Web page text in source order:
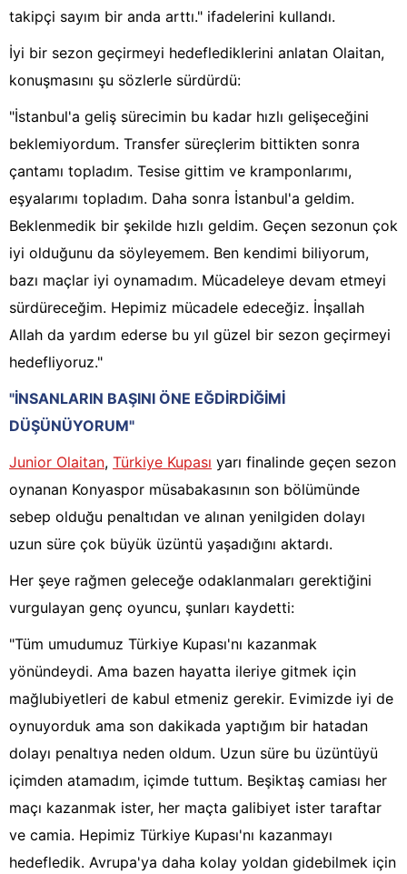
takipçi sayım bir anda arttı." ifadelerini kullandı.
İyi bir sezon geçirmeyi hedeflediklerini anlatan Olaitan,
konuşmasını şu sözlerle sürdürdü:
"İstanbul'a geliş sürecimin bu kadar hızlı gelişeceğini
beklemiyordum. Transfer süreçlerim bittikten sonra
çantamı topladım. Tesise gittim ve kramponlarımı,
eşyalarımı topladım. Daha sonra İstanbul'a geldim.
Beklenmedik bir şekilde hızlı geldim. Geçen sezonun çok
iyi olduğunu da söyleyemem. Ben kendimi biliyorum,
bazı maçlar iyi oynamadım. Mücadeleye devam etmeyi
sürdüreceğim. Hepimiz mücadele edeceğiz. İnşallah
Allah da yardım ederse bu yıl güzel bir sezon geçirmeyi
hedefliyoruz."
"İNSANLARIN BAŞINI ÖNE EĞDİRDİĞİMİ
DÜŞÜNÜYORUM"
Junior Olaitan, Türkiye Kupası yarı finalinde geçen sezon
oynanan Konyaspor müsabakasının son bölümünde
sebep olduğu penaltıdan ve alınan yenilgiden dolayı
uzun süre çok büyük üzüntü yaşadığını aktardı.
Her şeye rağmen geleceğe odaklanmaları gerektiğini
vurgulayan genç oyuncu, şunları kaydetti:
"Tüm umudumuz Türkiye Kupası'nı kazanmak
yönündeydi. Ama bazen hayatta ileriye gitmek için
mağlubiyetleri de kabul etmeniz gerekir. Evimizde iyi de
oynuyorduk ama son dakikada yaptığım bir hatadan
dolayı penaltıya neden oldum. Uzun süre bu üzüntüyü
içimden atamadım, içimde tuttum. Beşiktaş camiası her
maçı kazanmak ister, her maçta galibiyet ister taraftar
ve camia. Hepimiz Türkiye Kupası'nı kazanmayı
hedefledik. Avrupa'ya daha kolay yoldan gidebilmek için